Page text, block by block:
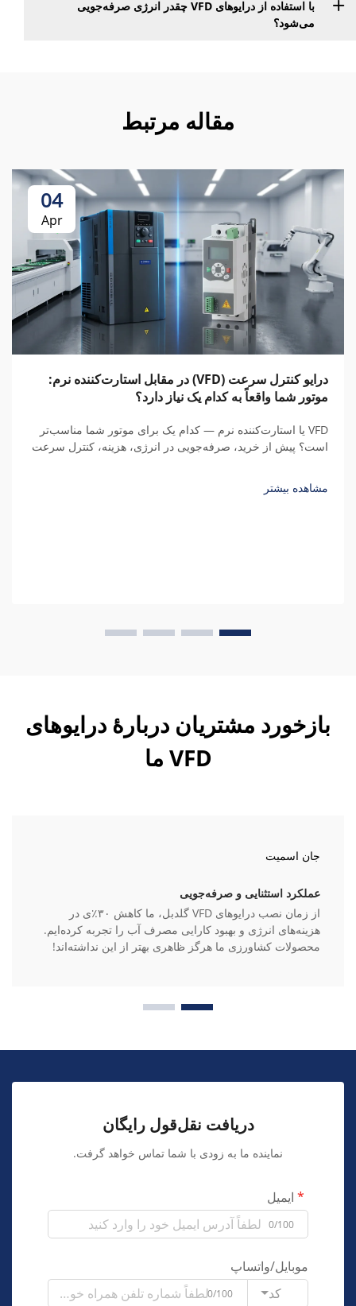
با استفاده از درایوهای VFD چقدر انرژی صرفه‌جویی
می‌شود؟
مقاله مرتبط
04
Apr
درایو کنترل سرعت (VFD) در مقابل استارت‌کننده نرم:
موتور شما واقعاً به کدام یک نیاز دارد؟
VFD یا استارت‌کننده نرم — کدام یک برای موتور شما مناسب‌تر
است؟ پیش از خرید، صرفه‌جویی در انرژی، هزینه، کنترل سرعت
کنید.
مشاهده بیشتر
بازخورد مشتریان دربارهٔ درایوهای
VFD ما
جان اسمیت
عملکرد استثنایی و صرفه‌جویی
از زمان نصب درایوهای VFD گلدبل، ما کاهش ۳۰٪ی در
هزینه‌های انرژی و بهبود کارایی مصرف آب را تجربه کرده‌ایم.
محصولات کشاورزی ما هرگز ظاهری بهتر از این نداشته‌اند!
دریافت نقل‌قول رایگان
نماینده ما به زودی با شما تماس خواهد گرفت.
ایمیل
0/100
موبایل/واتساپ
کد
0/100